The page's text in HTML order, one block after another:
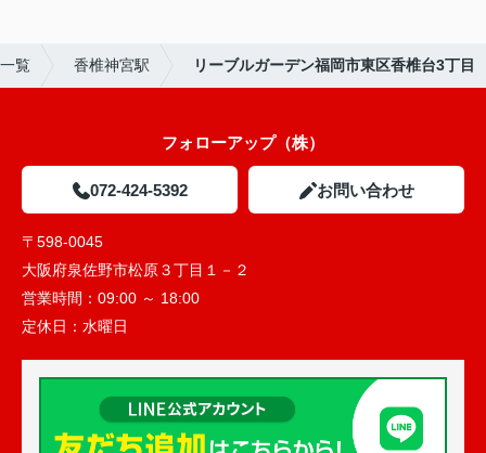
覧 香椎神宮駅 リーブルガーデン福岡市東区香椎台3丁目
フォローアップ（株）
072-424-5392 お問い合わせ
〒598-0045
大阪府泉佐野市松原３丁目１－２
営業時間： 09:00 ～ 18:00
定休日： 水曜日